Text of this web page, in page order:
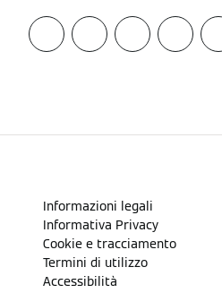
Informazioni legali
Informativa Privacy
Cookie e tracciamento
Termini di utilizzo
Accessibilità